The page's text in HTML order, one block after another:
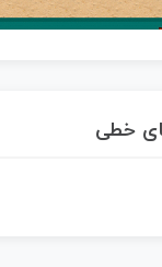
خطی